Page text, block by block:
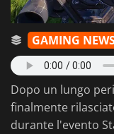
GAMING
Dopo un lungo
finalmente
durante l'evento